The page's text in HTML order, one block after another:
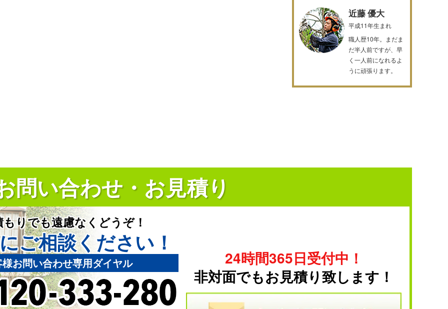
近藤 優大
平成11年生まれ
職人歴10年。まだま
だ半人前ですが、早
く一人前になれるよ
うに頑張ります。
問い合わせ・お見積り
りでも遠慮なくどうぞ！
ご相談ください！
お問い合わせ専用ダイヤル
24時間365日受付中！
非対面でもお見積り致します！